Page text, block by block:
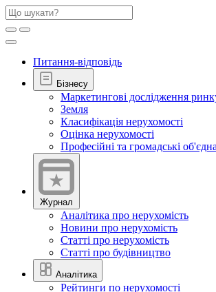
Питання-відповідь
Бізнесу
Маркетингові дослідження
Земля
Класифікація нерухомості
Оцінка нерухомості
Професійні та громадські
Журнал
Аналітика про нерухомість
Новини про нерухомість
Статті про нерухомість
Статті про будівництво
Аналітика
Рейтинги по нерухомості